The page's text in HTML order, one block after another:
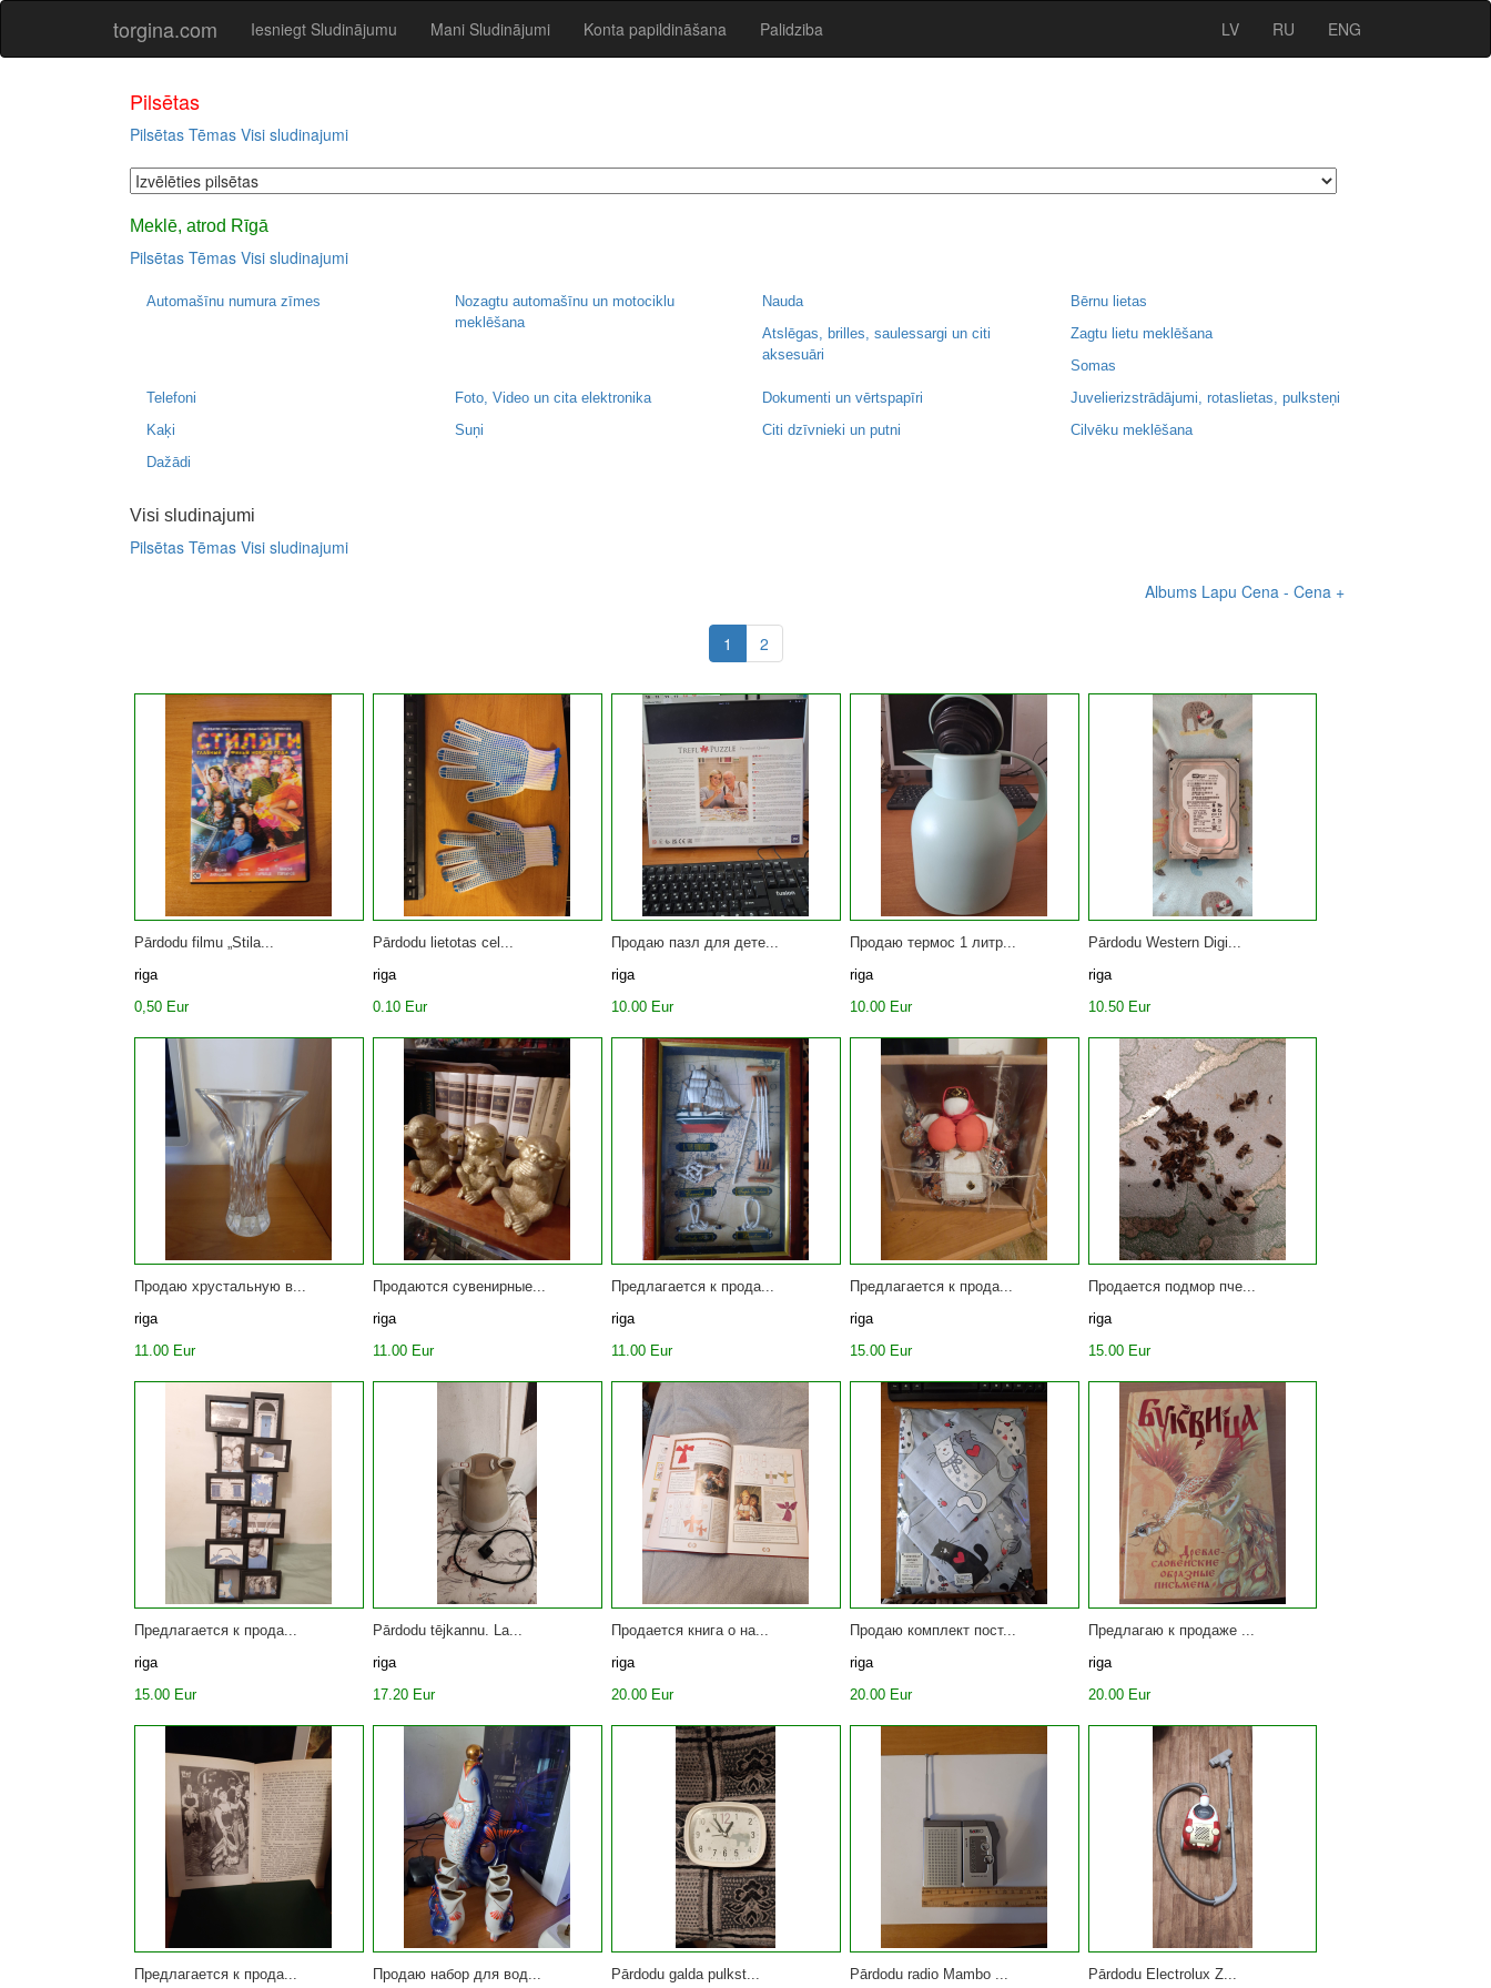
torgina.com Iesniegt Sludinājumu Mani Sludinājumi Konta papildināšana Palidziba LV RU ENG
Pilsētas
Pilsētas Tēmas Visi sludinajumi
Meklē, atrod Rīgā
Pilsētas Tēmas Visi sludinajumi
Automašīnu numura zīmes
Nozagtu automašīnu un motociklu
meklēšana
Nauda
Bērnu lietas
Atslēgas, brilles, saulessargi un citi
aksesuāri
Zagtu lietu meklēšana
Somas
Telefoni
Foto, Video un cita elektronika Dokumenti un vērtspapīri
Juvelierizstrādājumi, rotaslietas, pulksteņi
Kaķi
Suņi Citi dzīvnieki un putni
Cilvēku meklēšana
Dažādi
Visi sludinajumi
Pilsētas Tēmas Visi sludinajumi
Albums Lapu Cena - Cena +
1 2
Pārdodu filmu „Stila...
riga
0,50 Eur
Pārdodu lietotas cel...
riga
0.10 Eur
Продаю пазл для дете...
riga
10.00 Eur
Продаю термос 1 литр...
riga
10.00 Eur
Pārdodu Western Digi...
riga
10.50 Eur
Продаю хрустальную в...
riga
11.00 Eur
Продаются сувенирные...
riga
11.00 Eur
Предлагается к прода...
riga
11.00 Eur
Предлагается к прода...
riga
15.00 Eur
Продается подмор пче...
riga
15.00 Eur
Предлагается к прода...
riga
15.00 Eur
Pārdodu tējkannu. La...
riga
17.20 Eur
Продается книга о на...
riga
20.00 Eur
Продаю комплект пост...
riga
20.00 Eur
Предлагаю к продаже ...
riga
20.00 Eur
Предлагается к прода... Продаю набор для вод... Pārdodu galda pulkst... Pārdodu radio Mambo ... Pārdodu Electrolux Z...